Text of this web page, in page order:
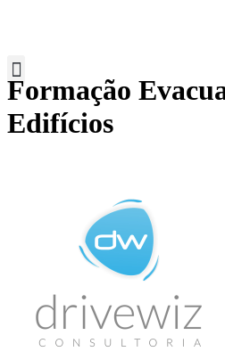
Formação
Edifícios